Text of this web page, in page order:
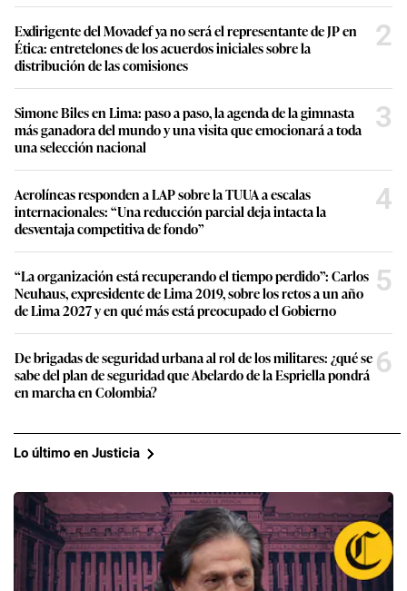
Exdirigente del Movadef ya no será el representante de JP en
Ética: entretelones de los acuerdos iniciales sobre la
distribución de las comisiones
2
Simone Biles en Lima: paso a paso, la agenda de la gimnasta
más ganadora del mundo y una visita que emocionará a toda
una selección nacional
3
Aerolíneas responden a LAP sobre la TUUA a escalas
internacionales: “Una reducción parcial deja intacta la
desventaja competitiva de fondo”
4
“La organización está recuperando el tiempo perdido”: Carlos
Neuhaus, expresidente de Lima 2019, sobre los retos a un año
de Lima 2027 y en qué más está preocupado el Gobierno
5
De brigadas de seguridad urbana al rol de los militares: ¿qué se
sabe del plan de seguridad que Abelardo de la Espriella pondrá
en marcha en Colombia?
6
Lo último en Justicia